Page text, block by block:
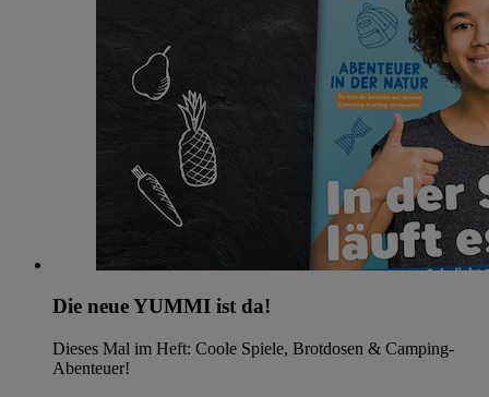
Die neue YUMMI ist da!
Dieses Mal im Heft: Coole Spiele, Brotdosen & Camping-
Abenteuer!